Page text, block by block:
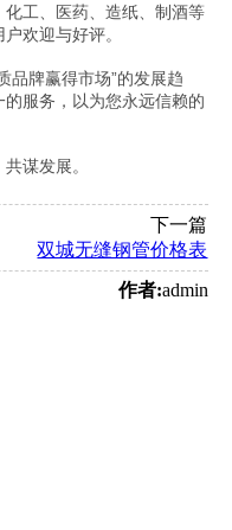
工、医药、造纸、制酒等
欢迎与好评。
品牌赢得市场”的发展趋
服务，以为您永远信赖的
谋发展。
下一篇
双城无缝钢管价格表
作者:admin